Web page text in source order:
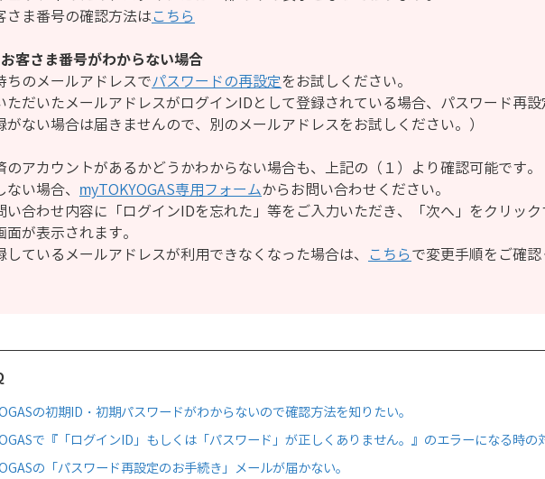
ま番号の確認方法はこちら
お客さま番号がわからない場合
ちのメールアドレスでパスワードの再設定をお試しください。
ただいたメールアドレスがログインIDとして登録されている場合、パスワード再設
がない場合は届きませんので、別のメールアドレスをお試しください。）
のアカウントがあるかどうかわからない場合も、上記の（１）より確認可能です。
ない場合、 myTOKYOGAS専用フォームからお問い合わせください。
合わせ内容に「ログインIDを忘れた」等をご入力いただき、「次へ」をクリッ
面が表示されます。
ているメールアドレスが利用できなくなった場合は、
こちらで変更手順をご確認
の初期ID・初期パスワードがわからないので確認方法を知りたい。
で『「ログインID」もしくは「パスワード」が正しくありません。』のエラーになる時の
の「パスワード再設定のお手続き」メールが届かない。